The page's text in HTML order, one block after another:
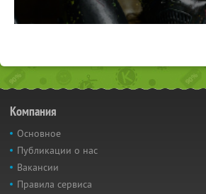
Компания
Основное
Публикации о нас
Вакансии
Правила сервиса